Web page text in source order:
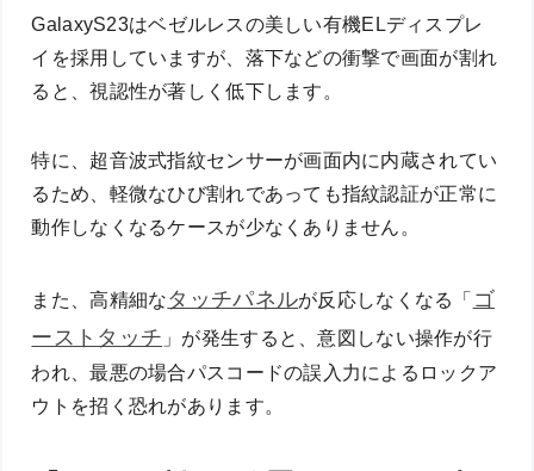
GalaxyS23はベゼルレスの美しい有機ELディスプレ
イを採用していますが、落下などの衝撃で画面が割れ
ると、視認性が著しく低下します。
特に、超音波式指紋センサーが画面内に内蔵されてい
るため、軽微なひび割れであっても指紋認証が正常に
動作しなくなるケースが少なくありません。
また、高精細なタッチパネルが反応しなくなる「 ゴ
ーストタッチ 」が発生すると、意図しない操作が行
われ、最悪の場合パスコードの誤入力によるロックア
ウトを招く恐れがあります。